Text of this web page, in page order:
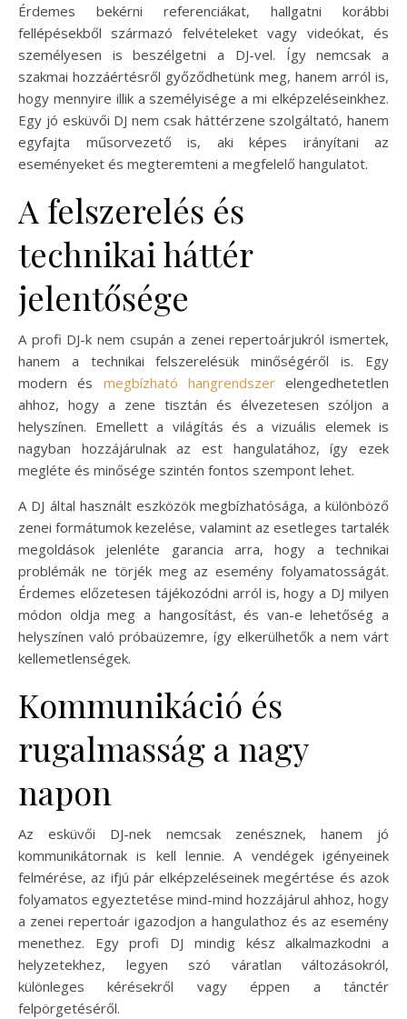
Érdemes bekérni referenciákat, hallgatni korábbi
fellépésekből származó felvételeket vagy videókat, és
személyesen is beszélgetni a DJ-vel. Így nemcsak a
szakmai hozzáértésről győződhetünk meg, hanem arról is,
hogy mennyire illik a személyisége a mi elképzeléseinkhez.
Egy jó esküvői DJ nem csak háttérzene szolgáltató, hanem
egyfajta műsorvezető is, aki képes irányítani az
eseményeket és megteremteni a megfelelő hangulatot.
A felszerelés és
technikai háttér
jelentősége
A profi DJ-k nem csupán a zenei repertoárjukról ismertek,
hanem a technikai felszerelésük minőségéről is. Egy
modern és megbízható hangrendszerelengedhetetlen
ahhoz, hogy a zene tisztán és élvezetesen szóljon a
helyszínen. Emellett a világítás és a vizuális elemek is
nagyban hozzájárulnak az est hangulatához, így ezek
megléte és minősége szintén fontos szempont lehet.
A DJ által használt eszközök megbízhatósága, a különböző
zenei formátumok kezelése, valamint az esetleges tartalék
megoldások jelenléte garancia arra, hogy a technikai
problémák ne törjék meg az esemény folyamatosságát.
Érdemes előzetesen tájékozódni arról is, hogy a DJ milyen
módon oldja meg a hangosítást, és van-e lehetőség a
helyszínen való próbaüzemre, így elkerülhetők a nem várt
kellemetlenségek.
Kommunikáció és
rugalmasság a nagy
napon
Az esküvői DJ-nek nemcsak zenésznek, hanem jó
kommunikátornak is kell lennie. A vendégek igényeinek
felmérése, az ifjú pár elképzeléseinek megértése és azok
folyamatos egyeztetése mind-mind hozzájárul ahhoz, hogy
a zenei repertoár igazodjon a hangulathoz és az esemény
menethez. Egy profi DJ mindig kész alkalmazkodni a
helyzetekhez, legyen szó váratlan változásokról,
különleges kérésekről vagy éppen a tánctér
felpörgetéséről.